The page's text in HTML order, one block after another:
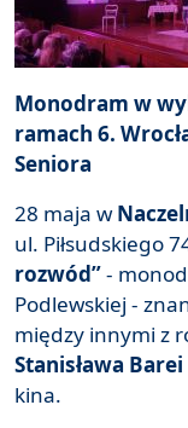
Monodram w
ramach 6.
Seniora
28 maja w
ul. Piłsudskiego
rozwód”-
Podlewskiej -
między innymi z
Stanisława
kina.